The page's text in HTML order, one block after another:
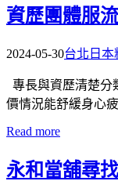
資歷團體服
2024-05-30台北日本
專長與資歷清楚分
價情況能舒緩身心
Read more
永和當舖尋